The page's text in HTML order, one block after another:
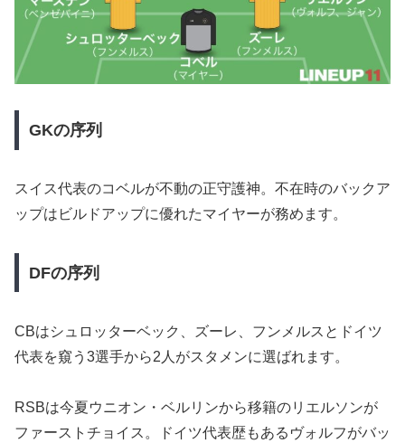
GKの序列
スイス代表のコベルが不動の正守護神。不在時のバックア
ップはビルドアップに優れたマイヤーが務めます。
DFの序列
CBはシュロッターベック、ズーレ、フンメルスとドイツ
代表を窺う3選手から2人がスタメンに選ばれます。
RSBは今夏ウニオン・ベルリンから移籍のリエルソンが
ファーストチョイス。ドイツ代表歴もあるヴォルフがバッ